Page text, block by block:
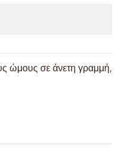
ώμους σε άνετη γραμμή,